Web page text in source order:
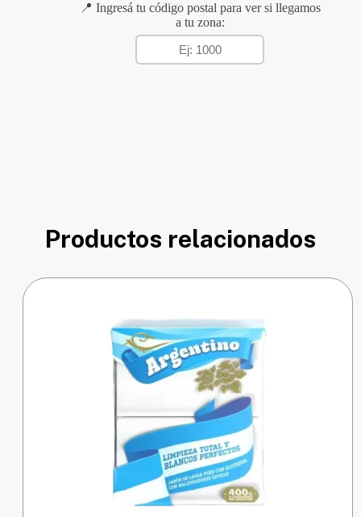
📍 Ingresá tu código postal para ver si llegamos
a tu zona:
Productos relacionados